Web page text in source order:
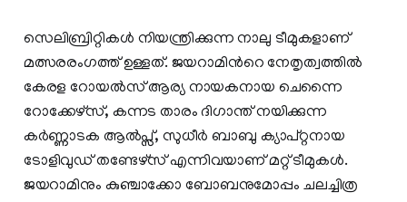
സെലിബ്രിറ്റികള്‍ നിയന്ത്രിക്കുന്ന നാലു ടീമുകളാണ്
മത്സരരംഗത്ത് ഉള്ളത്. ജയറാമിന്‍റെ നേതൃത്വത്തില്‍
കേരള റോയല്‍സ് ആര്യ നായകനായ ചെന്നൈ
റോക്കേഴ്സ്, കന്നട താരം ദിഗാന്ത് നയിക്കുന്ന
കര്‍ണ്ണാടക ആല്‍പ്സ്, സുധീര്‍ ബാബു ക്യാപ്റ്റനായ
ടോളിവുഡ് തണ്ടേഴ്സ് എന്നിവയാണ് മറ്റ് ടീമുകള്‍.
ജയറാമിനും കുഞ്ചാക്കോ ബോബനുമോപ്പം ചലച്ചിത്ര